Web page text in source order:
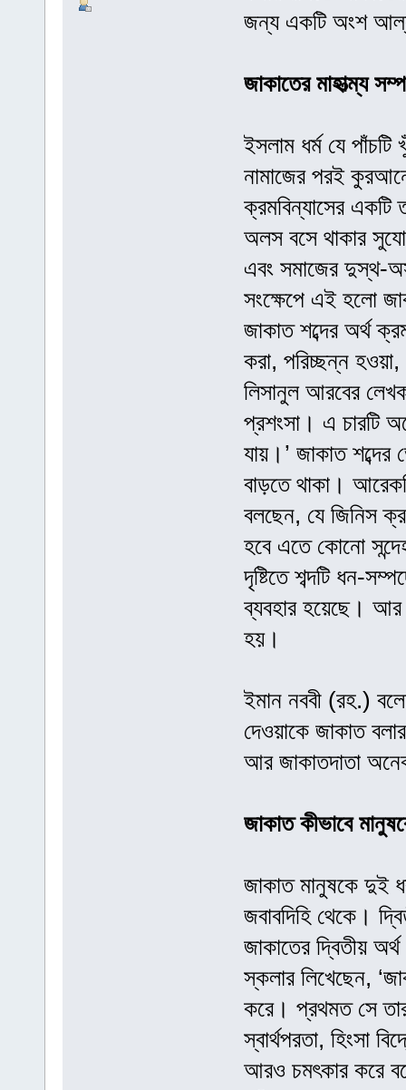
জন্য একটি অংশ
জাকাতের মাহাত্ম্য
ইসলাম ধর্ম যে
নামাজের পরই
ক্রমবিন্যাসের একটি
অলস বসে থাকার
এবং সমাজের দুস্থ-
সংক্ষেপে এই হলো
জাকাত শব্দের অর্থ
করা, পরিচ্ছন্ন
লিসানুল আরবের
প্রশংসা। এ চারটি
যায়।’ জাকাত
বাড়তে থাকা।
বলছেন, যে জিনিস
হবে এতে কোনো
দৃষ্টিতে শব্দটি ধন-
ব্যবহার হয়েছে। আর
হয়।
ইমান নববী (রহ.)
দেওয়াকে জাকাত
আর জাকাতদাতা
জাকাত কীভাবে
জাকাত মানুষকে দুই
জবাবদিহি থেকে।
জাকাতের দ্বিতীয়
স্কলার লিখেছেন,
করে। প্রথমত সে
স্বার্থপরতা, হিংসা
আরও চমৎকার করে